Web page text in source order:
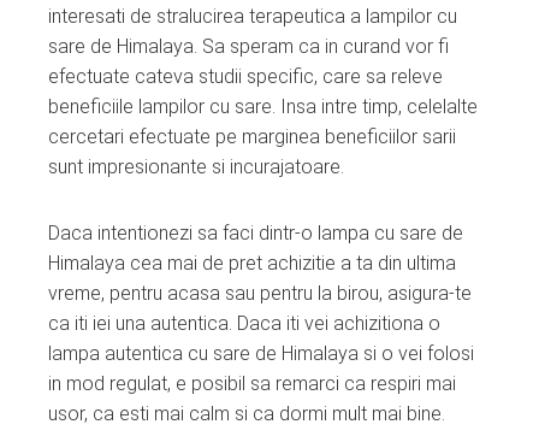
interesati de stralucirea terapeutica a lampilor cu
sare de Himalaya. Sa speram ca in curand vor fi
efectuate cateva studii specific, care sa releve
beneficiile lampilor cu sare. Insa intre timp, celelalte
cercetari efectuate pe marginea beneficiilor sarii
sunt impresionante si incurajatoare.
Daca intentionezi sa faci dintr-o lampa cu sare de
Himalaya cea mai de pret achizitie a ta din ultima
vreme, pentru acasa sau pentru la birou, asigura-te
ca iti iei una autentica. Daca iti vei achizitiona o
lampa autentica cu sare de Himalaya si o vei folosi
in mod regulat, e posibil sa remarci ca respiri mai
usor, ca esti mai calm si ca dormi mult mai bine.